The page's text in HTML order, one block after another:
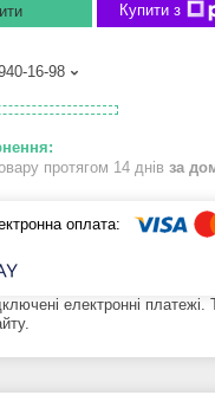
Купити з
16-98
протягом 14 днів за
електронні